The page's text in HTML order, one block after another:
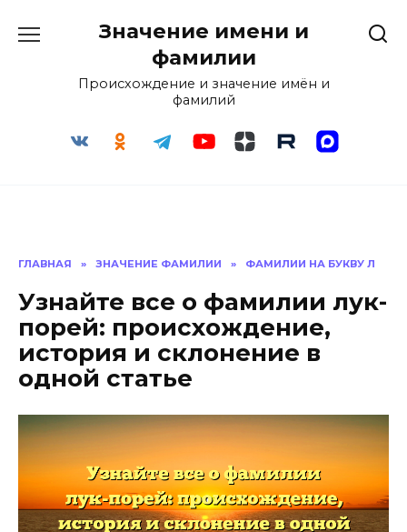
Значение имени и
фамилии
Происхождение и значение имён и
фамилий
ГЛАВНАЯ » ЗНАЧЕНИЕ ФАМИЛИИ » ФАМИЛИИ НА БУКВУ Л
Узнайте все о фамилии лук-
порей: происхождение,
история и склонение в
одной статье